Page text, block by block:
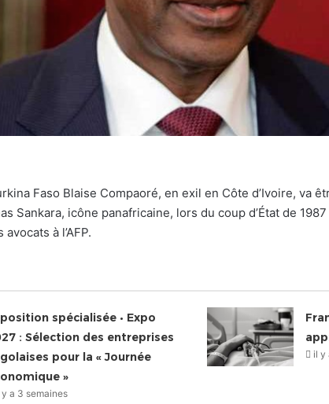
Faso Blaise Compaoré, en exil en Côte d’Ivoire, va
Sankara, icône panafricaine, lors du coup d’État de
à l’AFP.
spécialisée • Expo
: Sélection des entreprises
pour la « Journée
»
a 3 semaines
il y